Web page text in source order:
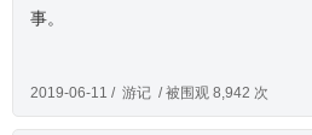
事。
2019-06-11 / 游记 / 被围观 8,942 次